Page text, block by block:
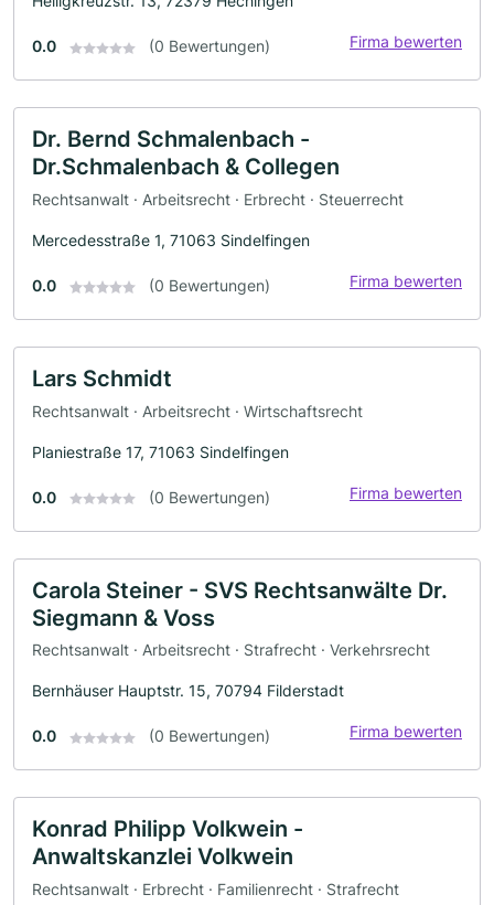
0.0 (0 Bewertungen) Firma bewerten
Dr. Bernd Schmalenbach -
Dr.Schmalenbach & Collegen
Rechtsanwalt · Arbeitsrecht · Erbrecht · Steuerrecht
Mercedesstraße 1, 71063 Sindelfingen
0.0 (0 Bewertungen) Firma bewerten
Lars Schmidt
Rechtsanwalt · Arbeitsrecht · Wirtschaftsrecht
Planiestraße 17, 71063 Sindelfingen
0.0 (0 Bewertungen) Firma bewerten
Carola Steiner - SVS Rechtsanwälte Dr.
Siegmann & Voss
Rechtsanwalt · Arbeitsrecht · Strafrecht · Verkehrsrecht
Bernhäuser Hauptstr. 15, 70794 Filderstadt
0.0 (0 Bewertungen) Firma bewerten
Konrad Philipp Volkwein -
Anwaltskanzlei Volkwein
Rechtsanwalt · Erbrecht · Familienrecht · Strafrecht